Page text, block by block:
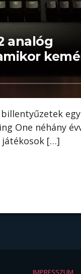
analóg
billentyűzetek
One néhány
[…]
IMPRESSZUM